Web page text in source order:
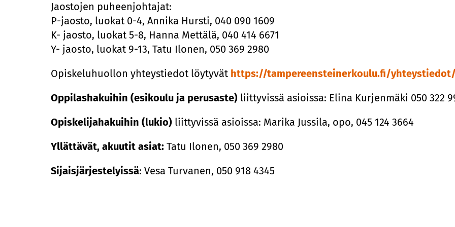
Jaostojen puheenjohtajat:
P-jaosto, luokat 0-4, Annika Hursti, 040 090 1609
K- jaosto, luokat 5-8, Hanna Mettälä, 040 414 6671
Y- jaosto, luokat 9-13, Tatu Ilonen, 050 369 2980
Opiskeluhuollon yhteystiedot löytyvät https://tampereensteinerkoulu.fi/yhteystiedot/
Oppilashakuihin (esikoulu ja perusaste) liittyvissä asioissa: Elina Kurjenmäki 050 322
Opiskelijahakuihin (lukio) liittyvissä asioissa: Marika Jussila, opo, 045 124 3664
Yllättävät, akuutit asiat: Tatu Ilonen, 050 369 2980
Sijaisjärjestelyissä: Vesa Turvanen, 050 918 4345